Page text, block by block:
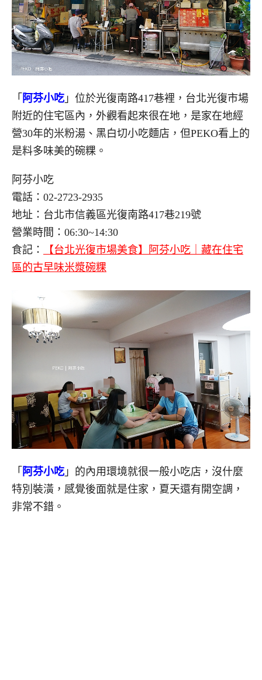
「 阿芬小吃」位於光復南路417巷裡，台北光復市場
附近的住宅區內，外觀看起來很在地，是家在地經
營30年的米粉湯、黑白切小吃麵店，但PEKO看上的
是料多味美的碗粿。
阿芬小吃
電話：02-2723-2935
地址：台北市信義區光復南路417巷219號
營業時間：06:30~14:30
食記：
【台北光復市場美食】阿芬小吃｜藏在住宅
區的古早味米漿碗粿
「 阿芬小吃」的內用環境就很一般小吃店，沒什麼
特別裝潢，感覺後面就是住家，夏天還有開空調，
非常不錯。